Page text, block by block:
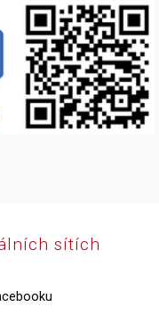
sítích